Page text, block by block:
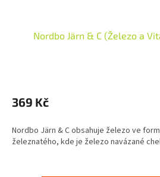
Nordbo Järn & C (Železo a
produktu
je
z
5
369 Kč
Nordbo Järn & C obsahuje železo ve
železnatého, kde je železo navázané